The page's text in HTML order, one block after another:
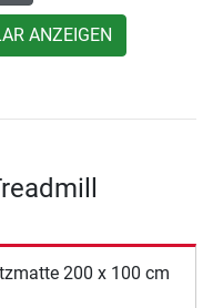
ANZEIGEN
200 x 100 cm